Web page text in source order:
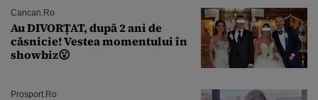
Cancan.ro
Au DIVORȚAT, după 2 ani de
căsnicie! Vestea momentului în
showbiz😮
Prosport.ro